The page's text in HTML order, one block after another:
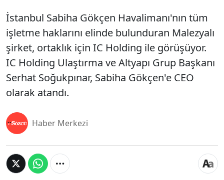
İstanbul Sabiha Gökçen Havalimanı'nın tüm
işletme haklarını elinde bulunduran Malezyalı
şirket, ortaklık için IC Holding ile görüşüyor.
IC Holding Ulaştırma ve Altyapı Grup Başkanı
Serhat Soğukpınar, Sabiha Gökçen'e CEO
olarak atandı.
Haber Merkezi